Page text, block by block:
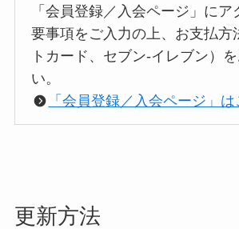
「会員登録／入会ページ」に
要事項をご入力の上、お支払方
トカード、セブン-イレブン）
い。
「会員登録／入会ページ」は
更新方法